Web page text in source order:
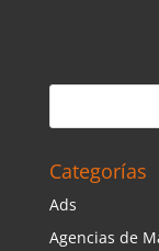
Categorías
Ads
Agencias de